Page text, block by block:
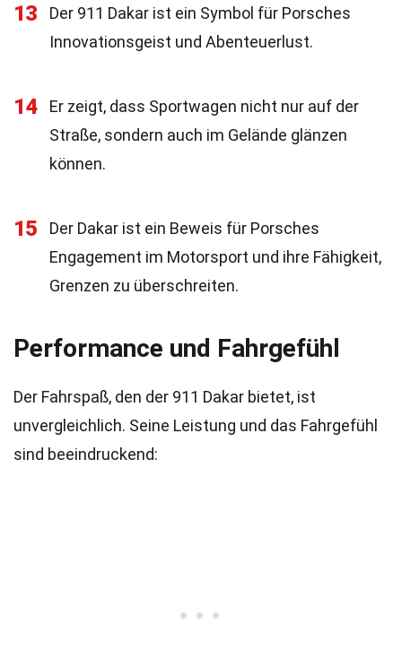
13
Der 911 Dakar ist ein Symbol für Porsches
Innovationsgeist und Abenteuerlust.
14
Er zeigt, dass Sportwagen nicht nur auf der
Straße, sondern auch im Gelände glänzen
können.
15
Der Dakar ist ein Beweis für Porsches
Engagement im Motorsport und ihre Fähigkeit,
Grenzen zu überschreiten.
Performance und Fahrgefühl
Der Fahrspaß, den der 911 Dakar bietet, ist
unvergleichlich. Seine Leistung und das Fahrgefühl
sind beeindruckend: